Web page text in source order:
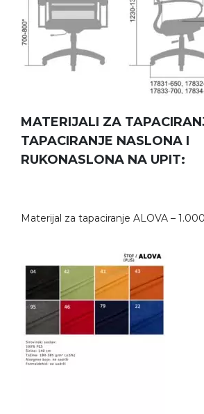
MATERIJALI ZA
TAPACIRANJE NASLONA I
RUKONASLONA NA UPIT:
Materijal za tapaciranje ALOVA –